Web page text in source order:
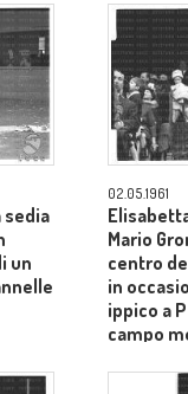
sedia
un
02.05.1961
Mario
centro
in
ippico a
campo